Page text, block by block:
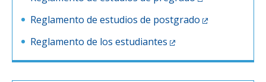
Reglamento de estudios de postgrado
Reglamento de los estudiantes